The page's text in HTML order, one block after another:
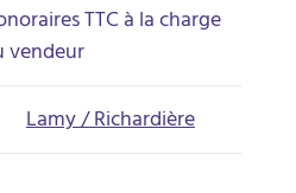
TTC à la charge
vendeur
Lamy / Richardière